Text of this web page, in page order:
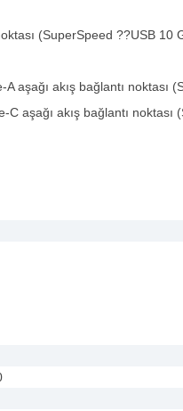
(SuperSpeed ??USB 10
aşağı akış bağlantı
C aşağı akış bağlantı